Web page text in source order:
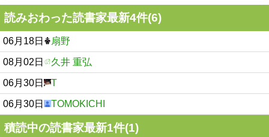
読みおわった読書家最新4件(6)
06月18日 扇野
08月02日 久井 重弘
06月30日 T
06月30日 TOMOKICHI
積読中の読書家最新1件(1)